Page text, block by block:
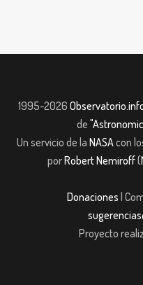
1995-2026
de
Un servicio de la NASAcon
porRobert Nemiroff(
Donaciones |
Proyecto